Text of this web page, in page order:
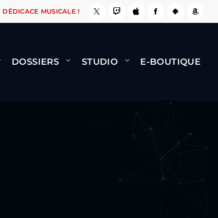
ÇA LE FAIT ! NAMI BERNARD MINET - FLY
DÉDICACE MUSICALE !
DOSSIERS STUDIO E-BOUTIQUE